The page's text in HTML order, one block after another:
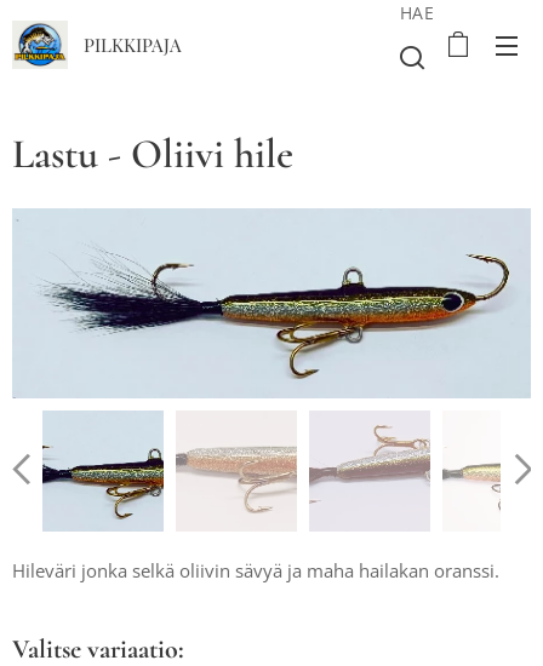
PILKKIPAJA
HAE
Lastu - Oliivi hile
Hileväri jonka selkä oliivin sävyä ja maha hailakan oranssi.
Valitse variaatio: